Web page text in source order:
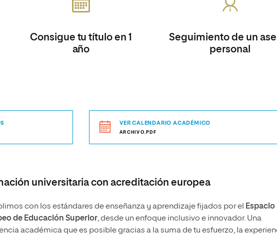
Consigue tu título en 1
año
Seguimiento de un
personal
VER CALENDARIO ACADÉMICO
ARCHIVO.PDF
universitaria con acreditación europea
con los estándares de enseñanza y aprendizaje fijados por el
Espacio
de Educación Superior, desde un enfoque inclusivo e innovador. Una
académica que es posible gracias a la suma de tu esfuerzo, la